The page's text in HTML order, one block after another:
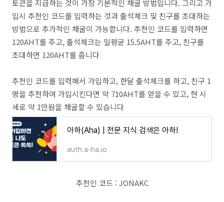
토큰을 지급하는 것이 가장 기본적인 채굴 방법입니다. 그리고 가
입시 추천인 코드를 입력하는 것과 출석체크 및 친구를 초대하는
방법으로 추가적인 채굴이 가능합니다. 추천인 코드를 입력하면
120AHT를 주고, 출석체크는 일평균 15.5AHT를 주고, 친구를
초대하면 120AHT를 줍니다
추천인 코드를 입력해서 가입하고, 한달 출석체크를 하고, 친구 1
명을 추천하여 가입시킨다면 약 710AHT를 얻을 수 있고, 현 시
세로 약 1만원을 채굴할 수 있습니다
아하(Aha) | 전문 지식 검색은 아하!
auth.a-ha.io
추천인 코드 : JONAKC